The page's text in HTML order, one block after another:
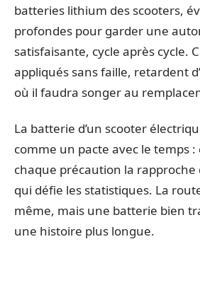
batteries lithium des scooters,
profondes pour garder une
satisfaisante, cycle après cycle.
appliqués sans faille, retardent
où il faudra songer au
La batterie d’un scooter
comme un pacte avec le temps :
chaque précaution la rapproche
qui défie les statistiques. La
même, mais une batterie bien
une histoire plus longue.